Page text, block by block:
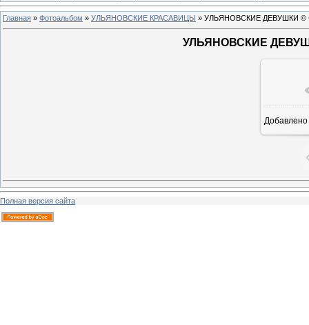
Главная » Фотоальбом » УЛЬЯНОВСКИЕ КРАСАВИЦЫ » УЛЬЯНОВСКИЕ ДЕВУШКИ ©
УЛЬЯНОВСКИЕ
В
Добавлено
Полная версия сайта